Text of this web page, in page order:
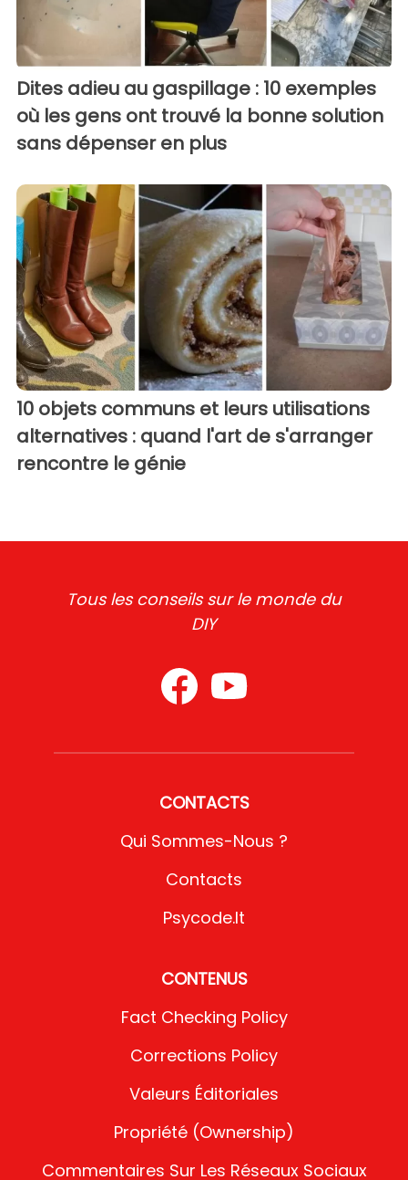
Dites adieu au gaspillage : 10 exemples
où les gens ont trouvé la bonne solution
sans dépenser en plus
10 objets communs et leurs utilisations
alternatives : quand l'art de s'arranger
rencontre le génie
Tous les conseils sur le monde du
DIY
CONTACTS
Qui Sommes-Nous ?
Contacts
Psycode.it
CONTENUS
Fact Checking Policy
Corrections Policy
Valeurs Éditoriales
Propriété (Ownership)
Commentaires Sur Les Réseaux Sociaux